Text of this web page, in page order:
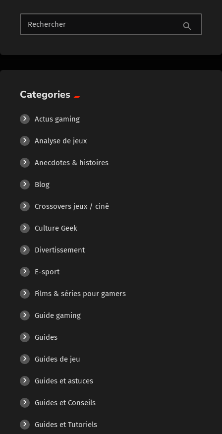
Rechercher search
Categories
Actus gaming
Analyse de jeux
Anecdotes & histoires
Blog
Crossovers jeux / ciné
Culture Geek
Divertissement
E-sport
Films & séries pour gamers
Guide gaming
Guides
Guides de jeu
Guides et astuces
Guides et Conseils
Guides et Tutoriels